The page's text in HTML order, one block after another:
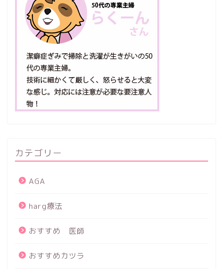
カテゴリー
AGA
harg療法
おすすめ 医師
おすすめカツラ